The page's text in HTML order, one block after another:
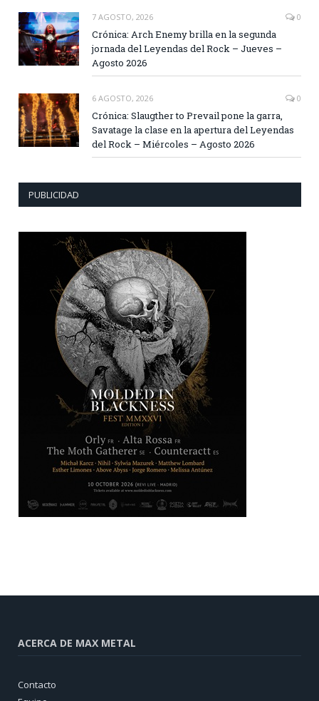
7 AGOSTO, 2026 0
Crónica: Arch Enemy brilla en la segunda
jornada del Leyendas del Rock – Jueves –
Agosto 2026
6 AGOSTO, 2026 0
Crónica: Slaugther to Prevail pone la garra,
Savatage la clase en la apertura del Leyendas
del Rock – Miércoles – Agosto 2026
PUBLICIDAD
ACERCA DE MAX METAL
Contacto